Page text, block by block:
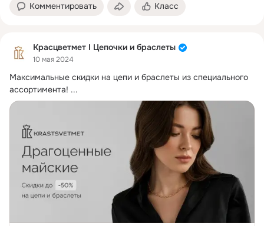
Комментировать Класс
Красцветмет I Цепочки и браслеты
10 мая 2024
Максимальные скидки на цепи и браслеты из специального
ассортимента! ...